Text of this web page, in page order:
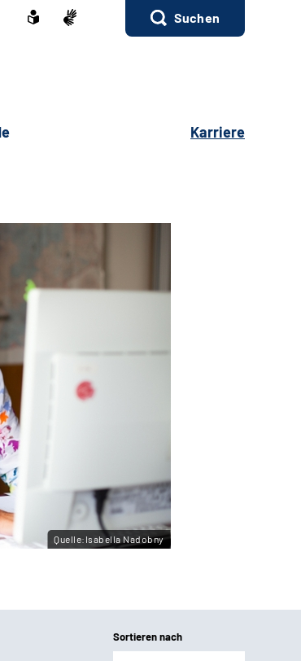
Suchen
Karriere
Quelle:Isabella Nadobny
Sortieren nach